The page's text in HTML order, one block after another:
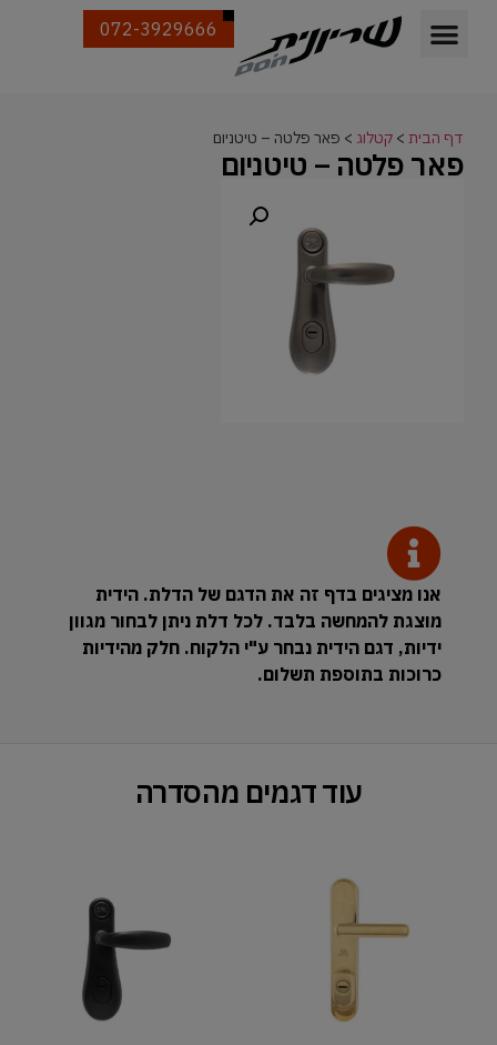
072-3929666
דף הבית > קטלוג > פאר פלטה – טיטניום
פאר פלטה – טיטניום
אנו מציגים בדף זה את הדגם של הדלת. הידית
מוצגת להמחשה בלבד. לכל דלת ניתן לבחור מגוון
ידיות, דגם הידית נבחר ע"י הלקוח. חלק מהידיות
כרוכות בתוספת תשלום.
עוד דגמים מהסדרה